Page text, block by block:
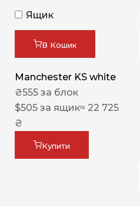
Ящик
В Кошик
Manchester KS white
₴555 за блок
$505 за ящик≈ 22 725
₴
Купити